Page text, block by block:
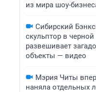
из мира шоу-
Сибирский
скульптор в
развешивает
объекты — видео
Мэрия Читы
наняла отдельных